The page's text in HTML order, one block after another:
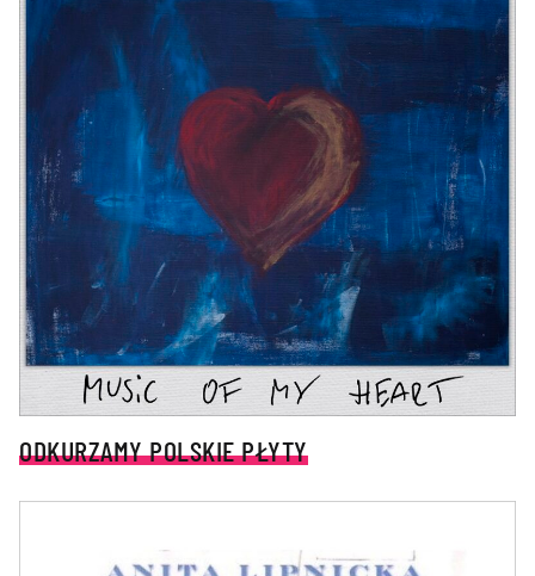
ODKURZAMY POLSKIE PŁYTY